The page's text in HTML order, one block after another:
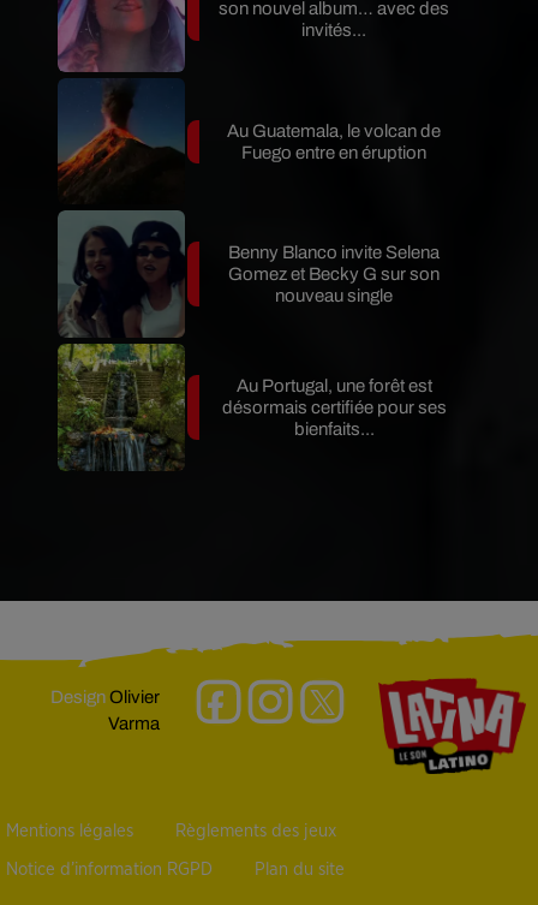
son nouvel album… avec des
invités...
Au Guatemala, le volcan de
Fuego entre en éruption
Benny Blanco invite Selena
Gomez et Becky G sur son
nouveau single
Au Portugal, une forêt est
désormais certifiée pour ses
bienfaits...
DesignOlivier
Varma
Mentions légales Règlements des jeux
Notice d’information RGPD Plan du site